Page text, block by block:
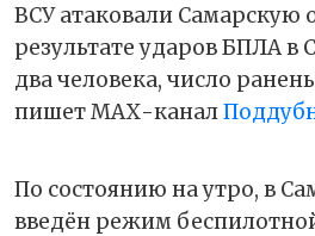
ВСУ атаковали Самарскую
результате ударов БПЛА в
два человека, число
пишет МАХ-канал
По состоянию на утро, в
введён режим